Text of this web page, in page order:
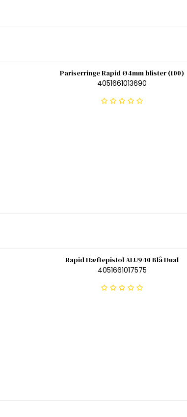
Pariserringe Rapid Ø4mm blister (100)
4051661013690
Rapid Hæftepistol ALU940 Blå Dual
4051661017575